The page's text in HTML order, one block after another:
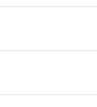
款之規定，「非